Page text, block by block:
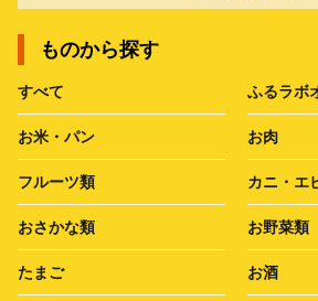
ものから探す
すべて ふるラボ
お米・パン お肉
フルーツ類 カニ・エ
おさかな類 お野菜類
たまご お酒